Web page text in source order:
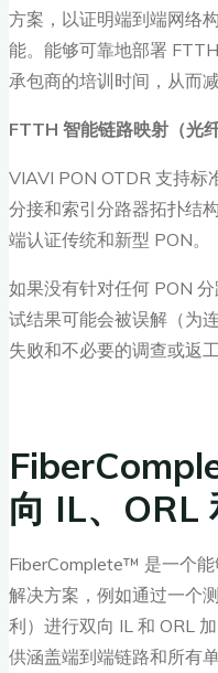
方案，以证明端到端网络
能。能够可靠地部署
承包商的培训时间，从而
FTTH 智能链路映射（光
VIAVI PON OTDR 支持标
分接和索引分路器拓扑结
端认证传统和新型 PON。
如果没有针对任何 PON
试结果可能会被误解（为
失败和不必要的调查或返
向 IL、ORL
FiberComplete™ 是一个
解决方案，例如通过一个
利）进行双向 IL 和 ORL
供涵盖端到端链路和所有